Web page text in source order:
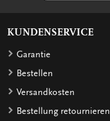
KUNDENSERVICE
Garantie
Bestellen
Versandkosten
Bestellung retournieren